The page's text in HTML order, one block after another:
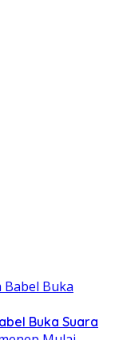
Buka Suara